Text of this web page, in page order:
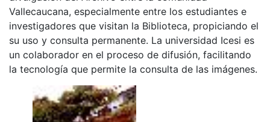
Vallecaucana, especialmente entre los estudiantes e
investigadores que visitan la Biblioteca, propiciando el
su uso y consulta permanente. La universidad Icesi es
un colaborador en el proceso de difusión, facilitando
la tecnología que permite la consulta de las imágenes.